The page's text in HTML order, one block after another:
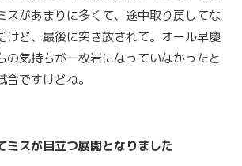
スがあまりに多くて、途中取り戻してな
けど、最後に突き放されて。オール早慶
の気持ちが一枚岩になっていなかったと
ですけどね。
スが目立つ展開となりました